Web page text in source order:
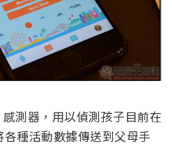
測器，用以偵測孩子目前在
種活動數據傳送到父母手